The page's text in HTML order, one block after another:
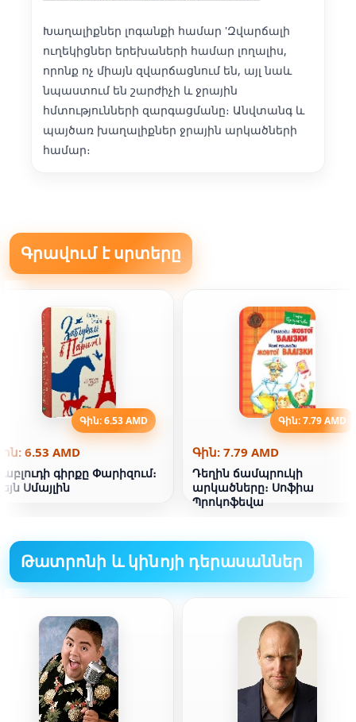
Խաղալիքներ լոգանքի համար 'Զվարճալի
ուղեկիցներ երեխաների համար լողալիս,
որոնք ոչ միայն զվարճացնում են, այլ նաև
նպաստում են շարժիչի և ջրային
հմտությունների զարգացմանը։ Անվտանգ և
պայծառ խաղալիքներ ջրային արկածների
համար։
Գրավում է սրտերը
Գին: 6.53 AMD
6.53 AMD
գիրքը Փարիզում։
Սմայլին
Գին: 7.79 AMD
Գին: 7.79 AMD
Դեղին ճամպրուկի
արկածները։ Սոֆիա
Պրոկոֆեվա
Թատրոնի և կինոյի դերասաններ